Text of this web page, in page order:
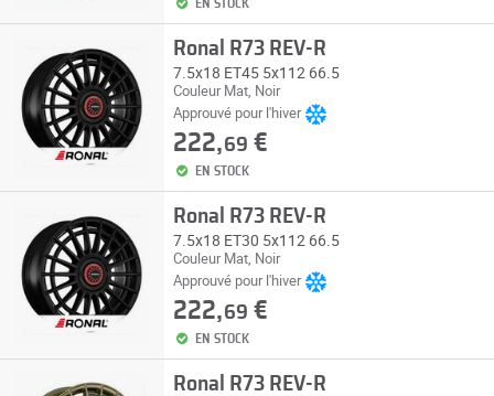
EN STOCK
Ronal R73 REV-R
7.5x18 ET45 5x112 66.5
Couleur Mat, Noir
Approuvé pour l'hiver
222,69 €
EN STOCK
Ronal R73 REV-R
7.5x18 ET30 5x112 66.5
Couleur Mat, Noir
Approuvé pour l'hiver
222,69 €
EN STOCK
Ronal R73 REV-R